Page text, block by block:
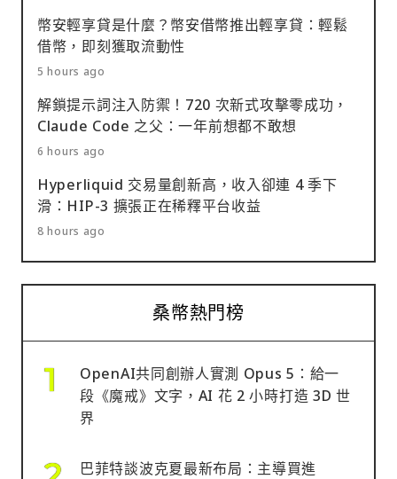
幣安輕享貸是什麼？幣安借幣推出輕享貸：輕鬆
借幣，即刻獲取流動性
5 hours ago
解鎖提示詞注入防禦！720 次新式攻擊零成功，
Claude Code 之父：一年前想都不敢想
6 hours ago
Hyperliquid 交易量創新高，收入卻連 4 季下
滑：HIP-3 擴張正在稀釋平台收益
8 hours ago
桑幣熱門榜
OpenAI共同創辦人實測 Opus 5：給一
段《魔戒》文字，AI 花 2 小時打造 3D 世
界
巴菲特談波克夏最新布局：主導買進